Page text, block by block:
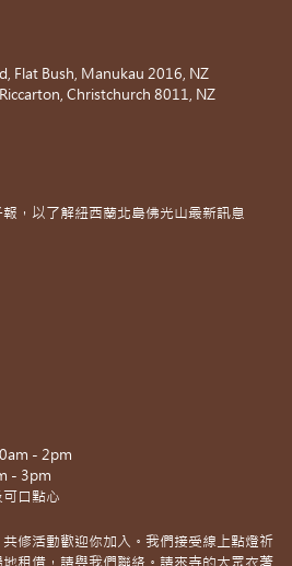
Flat Bush, Manukau 2016, NZ
Christchurch 8011, NZ
，以了解紐西蘭北島佛光山最新訊息
- 2pm
- 3pm
口點心
修活動歡迎你加入。我們接受線上點燈祈
租借，請與我們聯絡。請來寺的大眾衣著